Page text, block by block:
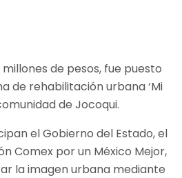
de pesos, fue puesto
de rehabilitación urbana ‘Mi
de Jocoqui.
el Gobierno del Estado, el
Comex por un México Mejor,
la imagen urbana mediante